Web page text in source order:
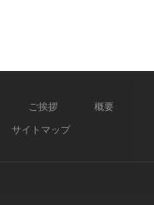
ご挨拶 概要
サイトマップ